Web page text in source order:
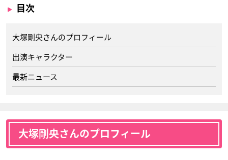
目次
大塚剛央さんのプロフィール
出演キャラクター
最新ニュース
大塚剛央さんのプロフィール